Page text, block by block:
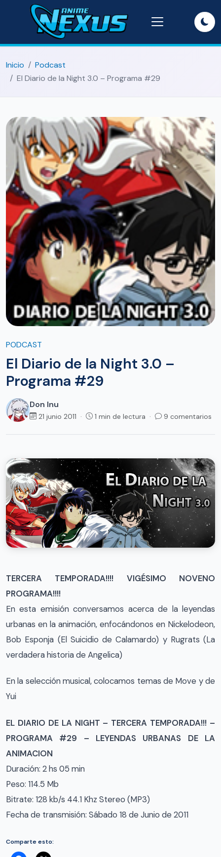
Inicio
Podcast
El Diario de la Night 3.0 – Programa #29
PODCAST
El Diario de la Night 3.0 –
Programa #29
Don Inu
21 junio 2011 · 1 min de lectura · 9 comentarios
TERCERA TEMPORADA!!!! VIGÉSIMO NOVENO
PROGRAMA!!!!
En esta emisión conversamos acerca de la leyendas
urbanas en la animación, enfocándonos en Nickelodeon,
Bob Esponja (El Suicidio de Calamardo) y Rugrats (La
verdadera historia de Angelica)
En la selección musical, colocamos temas de Move y de
Yui
EL DIARIO DE LA NIGHT – TERCERA TEMPORADA!!! –
PROGRAMA #29 – LEYENDAS URBANAS DE LA
ANIMACION
Duración: 2 hs 05 min
Peso: 114.5 Mb
Bitrate: 128 kb/s 44.1 Khz Stereo (MP3)
Fecha de transmisión: Sábado 18 de Junio de 2011
Comparte esto: